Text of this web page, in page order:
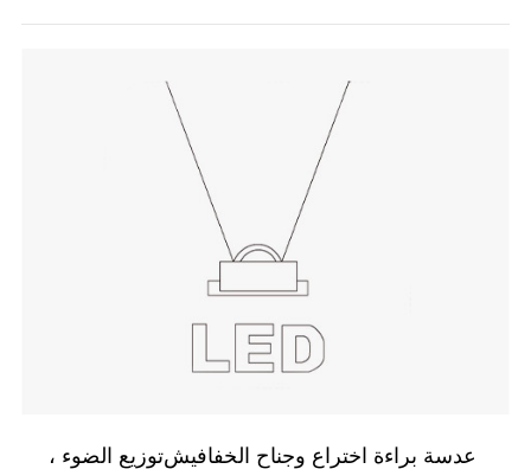
عدسة براءة اختراع وجناح الخفافيشتوزيع الضوء ،